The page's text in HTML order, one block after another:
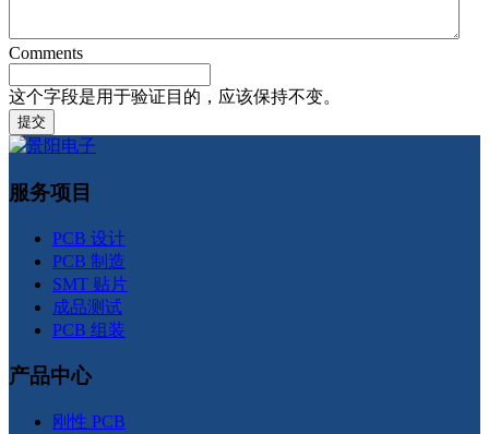
Comments
这个字段是用于验证目的，应该保持不变。
服务项目
PCB 设计
PCB 制造
SMT 贴片
成品测试
PCB 组装
产品中心
刚性 PCB